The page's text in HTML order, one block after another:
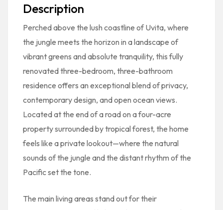
Description
Perched above the lush coastline ofUvita, where
the jungle meets the horizon in a landscape of
vibrant greens and absolute tranquility, this fully
renovated three-bedroom, three-bathroom
residence offers an exceptional blend of privacy,
contemporary design, and open ocean views.
Located at the end of a road on a four-acre
property surrounded by tropical forest, the home
feels like a private lookout—where the natural
sounds of the jungle and the distant rhythm of the
Pacific set the tone.
The main living areas stand out for their